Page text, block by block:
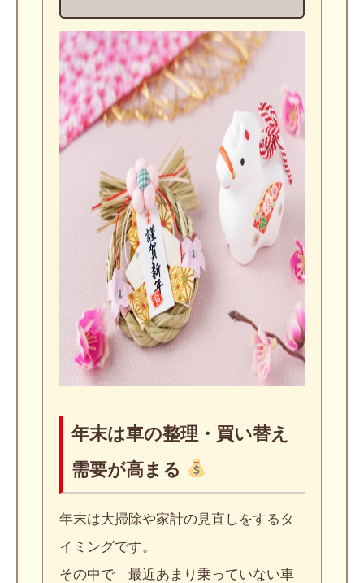
年末は車の整理・買い替え
需要が高まる
年末は大掃除や家計の見直しをするタ
イミングです。
その中で「最近あまり乗っていない車